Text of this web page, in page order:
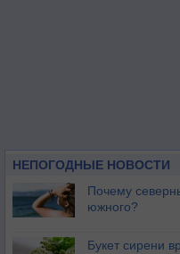
НЕПОГОДНЫЕ НОВОСТИ
Почему
южного?
Букет сирени